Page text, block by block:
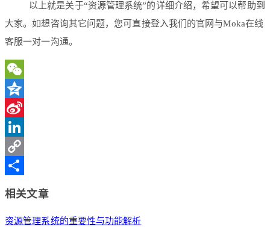
以上就是关于“资源管理系统”的详细介绍，希望可以帮助到
大家。如想咨询其它问题，您可直接登入我们的官网与Moka在线
客服一对一沟通。
WeChat
Qzone
Sina
Weibo
LinkedIn
Copy
相关文章
资源管理系统的重要性与功能解析